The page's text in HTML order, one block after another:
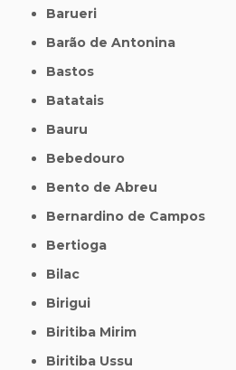
Barueri
Barão de Antonina
Bastos
Batatais
Bauru
Bebedouro
Bento de Abreu
Bernardino de Campos
Bertioga
Bilac
Birigui
Biritiba Mirim
Biritiba Ussu